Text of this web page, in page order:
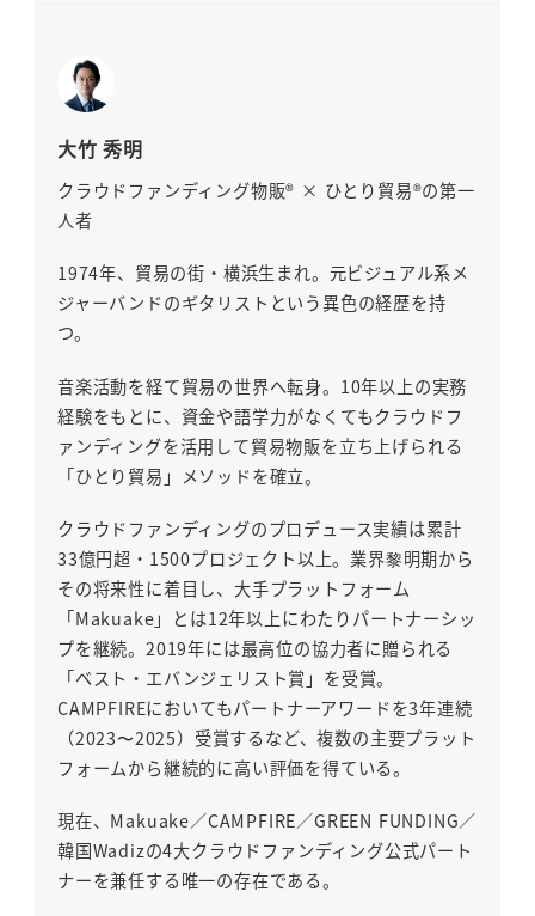
大竹 秀明
クラウドファンディング物販® × ひとり貿易®の第一
人者
1974年、貿易の街・横浜生まれ。元ビジュアル系メ
ジャーバンドのギタリストという異色の経歴を持
つ。
音楽活動を経て貿易の世界へ転身。10年以上の実務
経験をもとに、資金や語学力がなくてもクラウドフ
ァンディングを活用して貿易物販を立ち上げられる
「ひとり貿易」メソッドを確立。
クラウドファンディングのプロデュース実績は累計
33億円超・1500プロジェクト以上。業界黎明期から
その将来性に着目し、大手プラットフォーム
「Makuake」とは12年以上にわたりパートナーシッ
プを継続。2019年には最高位の協力者に贈られる
「ベスト・エバンジェリスト賞」を受賞。
CAMPFIREにおいてもパートナーアワードを3年連続
（2023〜2025）受賞するなど、複数の主要プラット
フォームから継続的に高い評価を得ている。
現在、Makuake／CAMPFIRE／GREEN FUNDING／
韓国Wadizの4大クラウドファンディング公式パート
ナーを兼任する唯一の存在である。